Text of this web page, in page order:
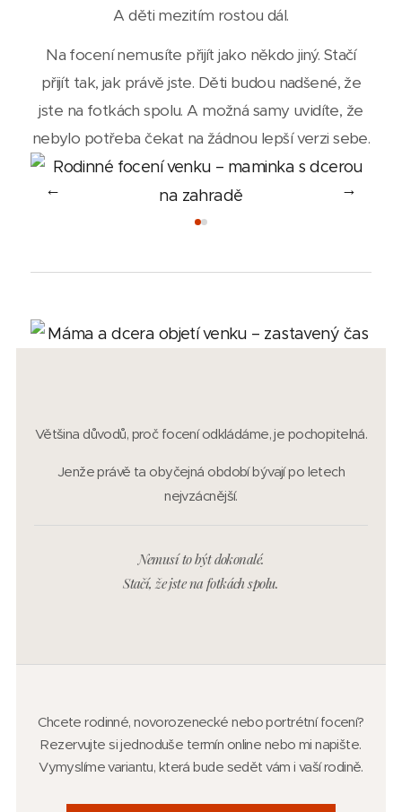
A děti mezitím rostou dál.
Na focení nemusíte přijít jako někdo jiný. Stačí
přijít tak, jak právě jste. Děti budou nadšené, že
jste na fotkách spolu. A možná samy uvidíte, že
nebylo potřeba čekat na žádnou lepší verzi sebe.
← →
Většina důvodů, proč focení odkládáme, je pochopitelná.
Jenže právě ta obyčejná období bývají po letech
nejvzácnější.
Nemusí to být dokonalé.
Stačí, že jste na fotkách spolu.
Chcete rodinné, novorozenecké nebo portrétní focení?
Rezervujte si jednoduše termín online nebo mi napište.
Vymyslíme variantu, která bude sedět vám i vaší rodině.